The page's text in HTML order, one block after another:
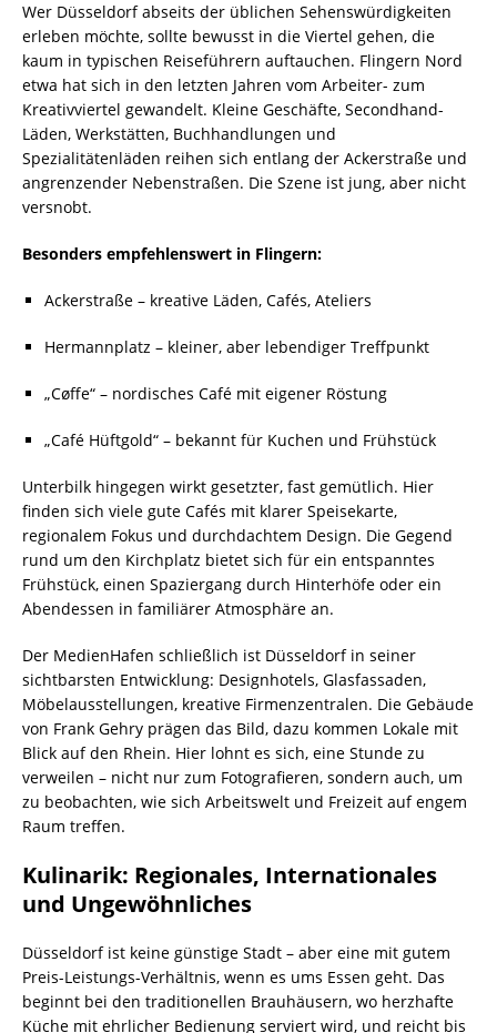
Wer Düsseldorf abseits der üblichen Sehenswürdigkeiten
erleben möchte, sollte bewusst in die Viertel gehen, die
kaum in typischen Reiseführern auftauchen. Flingern Nord
etwa hat sich in den letzten Jahren vom Arbeiter- zum
Kreativviertel gewandelt. Kleine Geschäfte, Secondhand-
Läden, Werkstätten, Buchhandlungen und
Spezialitätenläden reihen sich entlang der Ackerstraße und
angrenzender Nebenstraßen. Die Szene ist jung, aber nicht
versnobt.
Besonders empfehlenswert in Flingern:
Ackerstraße – kreative Läden, Cafés, Ateliers
Hermannplatz – kleiner, aber lebendiger Treffpunkt
„Cøffe“ – nordisches Café mit eigener Röstung
„Café Hüftgold“ – bekannt für Kuchen und Frühstück
Unterbilk hingegen wirkt gesetzter, fast gemütlich. Hier
finden sich viele gute Cafés mit klarer Speisekarte,
regionalem Fokus und durchdachtem Design. Die Gegend
rund um den Kirchplatz bietet sich für ein entspanntes
Frühstück, einen Spaziergang durch Hinterhöfe oder ein
Abendessen in familiärer Atmosphäre an.
Der MedienHafen schließlich ist Düsseldorf in seiner
sichtbarsten Entwicklung: Designhotels, Glasfassaden,
Möbelausstellungen, kreative Firmenzentralen. Die Gebäude
von Frank Gehry prägen das Bild, dazu kommen Lokale mit
Blick auf den Rhein. Hier lohnt es sich, eine Stunde zu
verweilen – nicht nur zum Fotografieren, sondern auch, um
zu beobachten, wie sich Arbeitswelt und Freizeit auf engem
Raum treffen.
Kulinarik: Regionales, Internationales
und Ungewöhnliches
Düsseldorf ist keine günstige Stadt – aber eine mit gutem
Preis-Leistungs-Verhältnis, wenn es ums Essen geht. Das
beginnt bei den traditionellen Brauhäusern, wo herzhafte
Küche mit ehrlicher Bedienung serviert wird, und reicht bis